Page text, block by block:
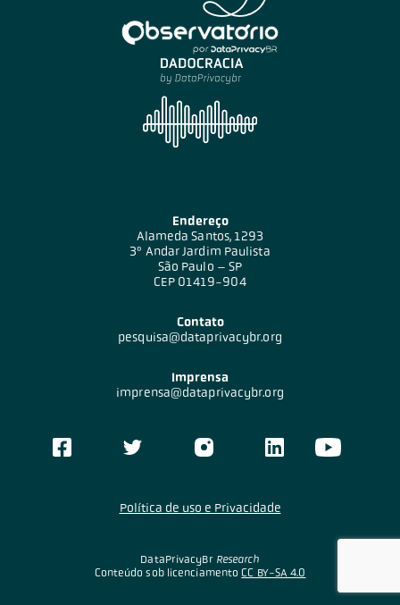
Endereço
Alameda Santos, 1293
3º Andar Jardim Paulista
São Paulo – SP
CEP 01419-904
Contato
pesquisa@dataprivacybr.org
Imprensa
imprensa@dataprivacybr.org
DataPrivacyBr Research
Conteúdo sob licenciamento CC BY-SA 4.0
Política de uso e Privacidade